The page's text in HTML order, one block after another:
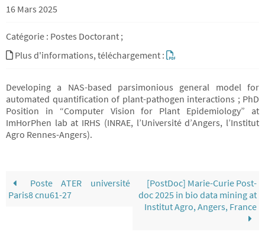
16 Mars 2025
Catégorie : Postes Doctorant ;
Plus d'informations, téléchargement :
Developing a NAS-based parsimonious general model for
automated quantification of plant-pathogen interactions ; PhD
Position in “Computer Vision for Plant Epidemiology” at
ImHorPhen lab at IRHS (INRAE, l’Université d’Angers, l’Institut
Agro Rennes-Angers).
Poste ATER université
Paris8 cnu61-27
[PostDoc] Marie-Curie Post-
doc 2025 in bio data mining at
Institut Agro, Angers, France